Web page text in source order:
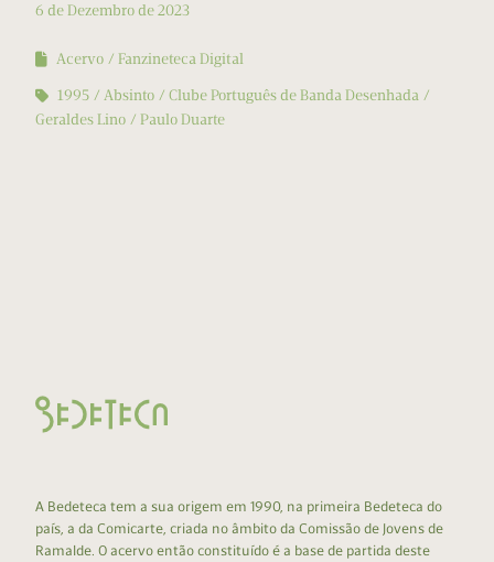
6 de Dezembro de 2023
Acervo
Fanzineteca Digital
1995
Absinto
Clube Português de Banda Desenhada
Geraldes Lino
Paulo Duarte
A Bedeteca tem a sua origem em 1990, na primeira Bedeteca do
país, a da Comicarte, criada no âmbito da Comissão de Jovens de
Ramalde. O acervo então constituído é a base de partida deste